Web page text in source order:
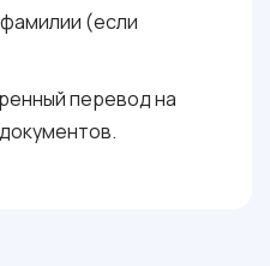
(если
перевод на